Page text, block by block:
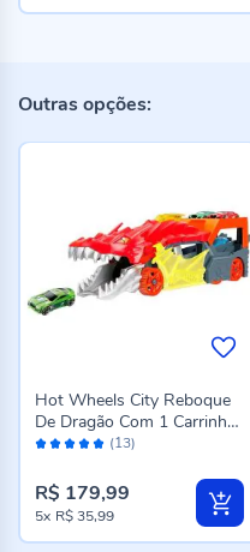
Outras opções:
Avaliação: (13)
Hot Wheels City Reboque
De Dragão Com 1 Carrinho
Mattel - GTK42
R$ 179,99
5x R$ 35,99